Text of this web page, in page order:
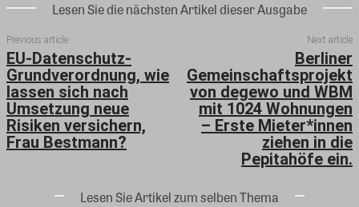
Lesen Sie die nächsten Artikel dieser Ausgabe
Previous article
EU-Datenschutz-
Grundverordnung, wie
lassen sich nach
Umsetzung neue
Risiken versichern,
Frau Bestmann?
Next article
Berliner
Gemeinschaftsprojekt
von degewo und WBM
mit 1024 Wohnungen
– Erste Mieter*innen
ziehen in die
Pepitahöfe ein.
Lesen Sie Artikel zum selben Thema